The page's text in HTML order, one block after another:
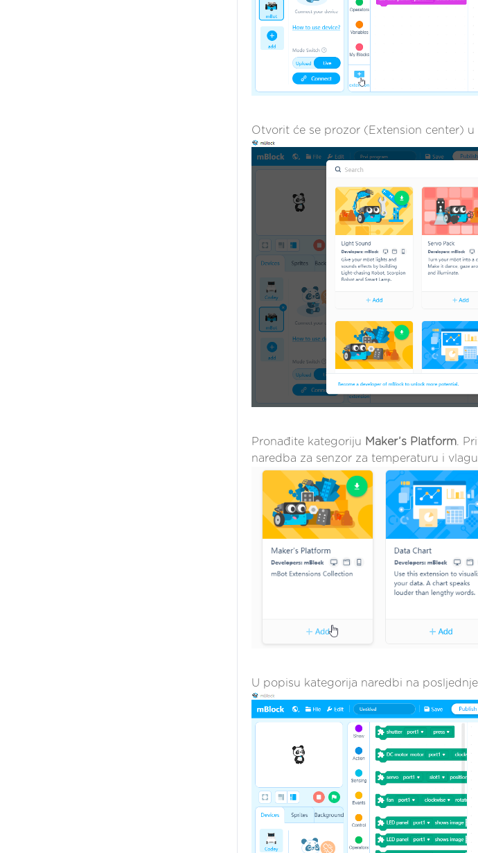
Otvorit će se prozor (Extension center)
Pronađite kategoriju Maker’s Platform.
naredba za senzor za temperaturu i
U popisu kategorija naredbi na